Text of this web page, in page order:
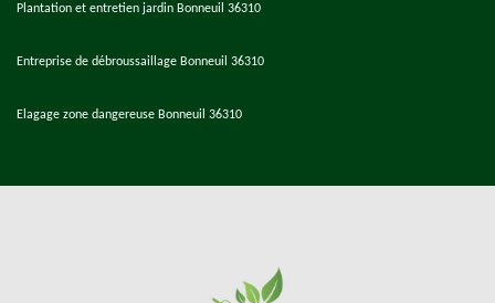
Plantation et entretien jardin Bonneuil 36310
Entreprise de débroussaillage Bonneuil 36310
Elagage zone dangereuse Bonneuil 36310